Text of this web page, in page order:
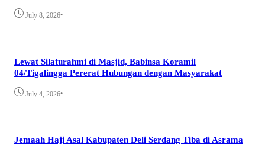
July 8, 2026•
Lewat Silaturahmi di Masjid, Babinsa Koramil
04/Tigalingga Pererat Hubungan dengan Masyarakat
July 4, 2026•
Jemaah Haji Asal Kabupaten Deli Serdang Tiba di Asrama